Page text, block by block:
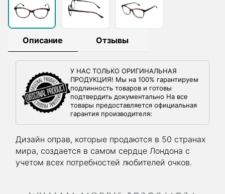
Описание Отзывы
У НАС ТОЛЬКО ОРИГИНАЛЬНАЯ
ПРОДУКЦИЯ! Мы на 100% гарантируем
подлинность товаров и готовы
подтвердить документально На все
товары предоставляется официальная
гарантия производителя:
Дизайн оправ, которые продаются в 50 странах
мира, создается в самом сердце Лондона с
учетом всех потребностей любителей очков.